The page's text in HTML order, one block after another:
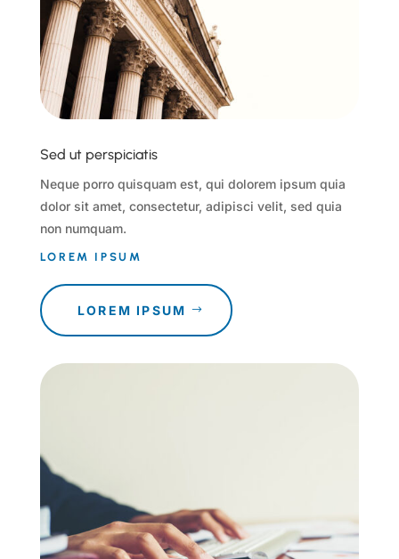
Sed ut perspiciatis
Neque porro quisquam est, qui dolorem ipsum quia
dolor sit amet, consectetur, adipisci velit, sed quia
non numquam.
LOREM IPSUM
LOREM IPSUM